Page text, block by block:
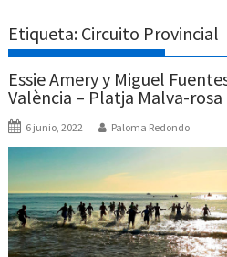
Etiqueta: Circuito Provincial
Essie Amery y Miguel
València – Platja Malva-rosa
6 junio, 2022 Paloma Redondo